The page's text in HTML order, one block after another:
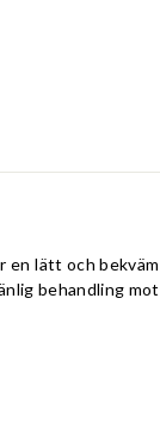
en lätt och bekväm
behandling